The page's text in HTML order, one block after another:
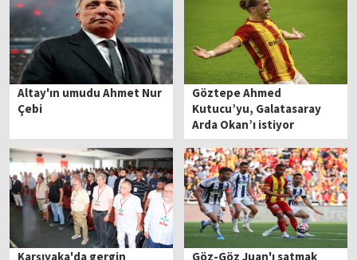
Altay'ın umudu Ahmet Nur
Çebi
Göztepe Ahmed
Kutucu’yu, Galatasaray
Arda Okan’ı istiyor
Karşıyaka'da gergin
Göz-Göz Juan'ı satmak